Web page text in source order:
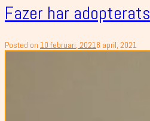
Fazer har adopterats
Posted on 10 februari, 20218 april, 2021